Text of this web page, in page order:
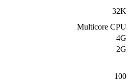
32K
Multicore CPU
4G
2G
100